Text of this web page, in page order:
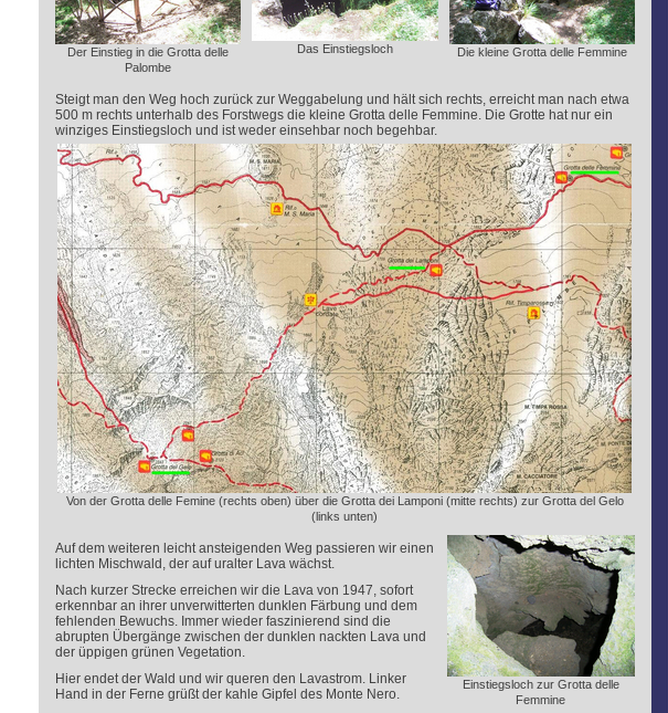
Der Einstieg in die Grotta delle
Palombe
Das Einstiegsloch Die kleine Grotta delle Femmine
Steigt man den Weg hoch zurück zur Weggabelung und hält sich rechts, erreicht man nach etwa
500 m rechts unterhalb des Forstwegs die kleine Grotta delle Femmine. Die Grotte hat nur ein
winziges Einstiegsloch und ist weder einsehbar noch begehbar.
Von der Grotta delle Femine (rechts oben) über die Grotta dei Lamponi (mitte rechts) zur Grotta del Gelo
(links unten)
Einstiegsloch zur Grotta delle
Femmine
Auf dem weiteren leicht ansteigenden Weg passieren wir einen
lichten Mischwald, der auf uralter Lava wächst.
Nach kurzer Strecke erreichen wir die Lava von 1947, sofort
erkennbar an ihrer unverwitterten dunklen Färbung und dem
fehlenden Bewuchs. Immer wieder faszinierend sind die
abrupten Übergänge zwischen der dunklen nackten Lava und
der üppigen grünen Vegetation.
Hier endet der Wald und wir queren den Lavastrom. Linker
Hand in der Ferne grüßt der kahle Gipfel des Monte Nero.